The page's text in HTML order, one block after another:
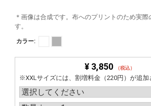
＊画像は合成です。布へのプリントのため実際
す。
カラー:
¥ 3,850 （税込）
※XXLサイズには、割増料金（220円）が追加